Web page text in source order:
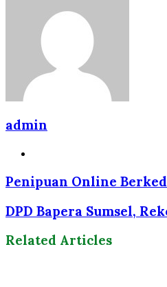
admin
Penipuan Online
DPD Bapera Sumsel,
Related Articles